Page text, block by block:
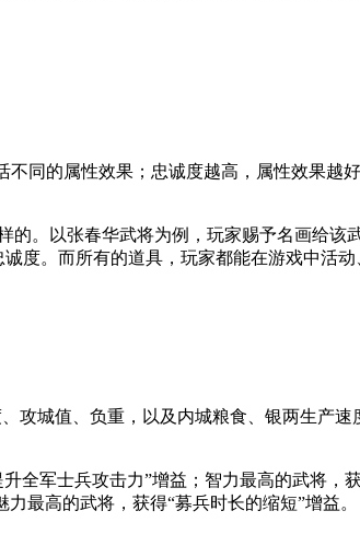
同的属性效果；忠诚度越高，属性效果越
。以张春华武将为例，玩家赐予名画给该
度。而所有的道具，玩家都能在游戏中活动
攻城值、负重，以及内城粮食、银两生产
全军士兵攻击力”增益；智力最高的武将，
最高的武将，获得“募兵时长的缩短”增益。